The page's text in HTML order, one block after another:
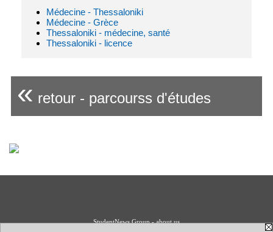
Médecine - Thessaloniki
Médecine - Grèce
Thessaloniki - médecine, santé
Thessaloniki - licence
« retour - parcourss d'études
StudentNews Group - about us